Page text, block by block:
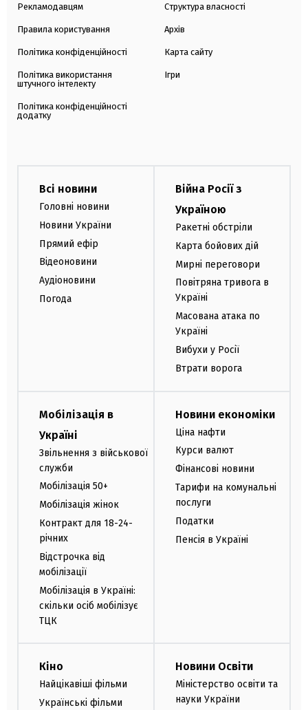
Рекламодавцям
Правила користування
Політика конфіденційності
Політика використання
штучного інтелекту
Політика конфіденційності
додатку
Структура власності
Архів
Карта сайту
Ігри
Всі новини
Головні новини
Новини України
Прямий ефір
Відеоновини
Аудіоновини
Погода
Війна Росії з
Україною
Ракетні обстріли
Карта бойових дій
Мирні переговори
Повітряна тривога в
Україні
Масована атака по
Україні
Вибухи у Росії
Втрати ворога
Мобілізація в
Україні
Звільнення з військової
служби
Мобілізація 50+
Мобілізація жінок
Контракт для 18-24-
річних
Відстрочка від
мобілізації
Мобілізація в Україні:
скільки осіб мобілізує
ТЦК
Новини економіки
Ціна нафти
Курси валют
Фінансові новини
Тарифи на комунальні
послуги
Податки
Пенсія в Україні
Кіно
Найцікавіші фільми
Українські фільми
Новини Освіти
Міністерство освіти та
науки України